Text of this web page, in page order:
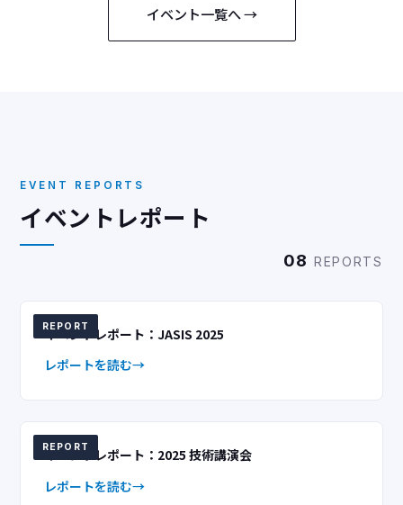
イベント一覧へ →
EVENT REPORTS
イベントレポート
08 REPORTS
REPORT
イベントレポート：JASIS 2025
レポートを読む
REPORT
イベントレポート：2025 技術講演会
レポートを読む